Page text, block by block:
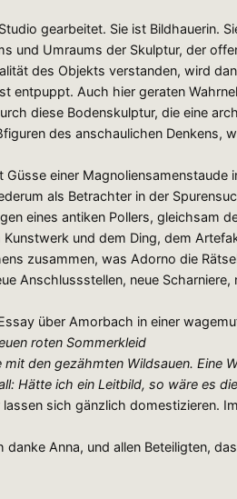
gearbeitet. Sie ist Bildhauerin.
und Umraums der Skulptur, der
des Objekts verstanden, wird
entpuppt. Auch hier geraten
diese Bodenskulptur, die eine
des anschaulichen Denkens,
Güsse einer
als Betrachter in der
eines antiken Pollers, gleichsam
und dem Ding, dem
zusammen, was Adorno die
Anschlussstellen, neue
über Amorbach in einer
roten Sommerkleid
den gezähmten Wildsauen. Eine
Hätte ich ein Leitbild, so wäre es
sich gänzlich domestizieren.
danke Anna, und allen Beteiligten,